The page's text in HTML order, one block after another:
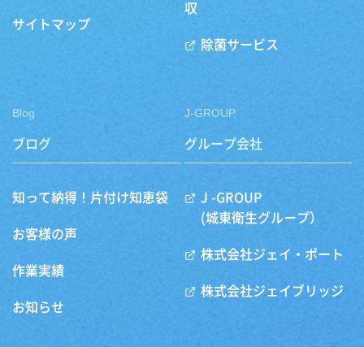
サイトマップ
収
除菌サービス
Blog
ブログ
知って納得！片付け知恵袋
お客様の声
作業実績
お知らせ
J-GROUP
グループ会社
J -GROUP
(城東衛生グループ）
株式会社ジェイ・ポート
株式会社ジェイブリッジ